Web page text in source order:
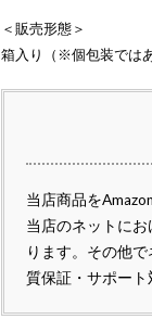
＜販売形態＞
箱入り（※個包装では
当店商品を
当店のネットに
ります。その他
質保証・サポート